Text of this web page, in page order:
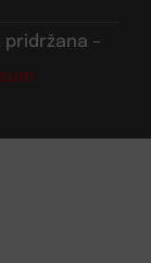
pridržana –